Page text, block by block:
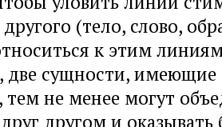
(тело, слово,
к этим
две сущности,
тем не менее могут
другом и оказывать